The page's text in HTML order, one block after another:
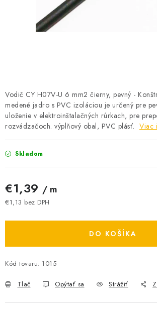
OBCHOD
O NÁS
BATÉRIE A NABÍJAČKY
SVIETIDLÁ A SVETELNÉ ZDROJE
ÚLOŽNÝ MATERIÁL
ZÁSUVKY A VYPÍNAČE
DOMÁCNOSŤ
ELEKTROMEROVÉ ROZVÁDZAČE
Vodič CY H07V-U 6 mm2 čierny, pevný -
medené jadro s PVC izoláciou je určený pre
uloženie v elektroinštalačných rúrkach, pre
rozvádzačoch. výplňový obal, PVC plásť. Viac
Skladom
€1,39 / m
€1,13 bez DPH
DO KOŠÍKA
Kód tovaru: 1015
Tlač Opýtať sa Strážiť